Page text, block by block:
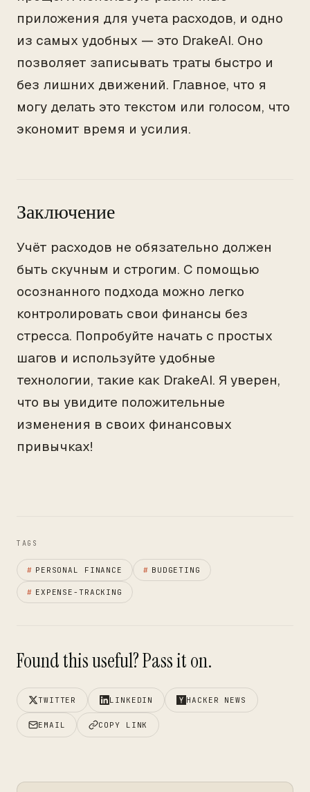
приложения для учета расходов, и одно
из самых удобных — это DrakeAI. Оно
позволяет записывать траты быстро и
без лишних движений. Главное, что я
могу делать это текстом или голосом, что
экономит время и усилия.
Заключение
Учёт расходов не обязательно должен
быть скучным и строгим. С помощью
осознанного подхода можно легко
контролировать свои финансы без
стресса. Попробуйте начать с простых
шагов и используйте удобные
технологии, такие как DrakeAI. Я уверен,
что вы увидите положительные
изменения в своих финансовых
привычках!
TAGS
# PERSONAL FINANCE # BUDGETING
# EXPENSE-TRACKING
Found this useful? Pass it on.
TWITTER LINKEDIN HACKER NEWS
EMAIL COPY LINK